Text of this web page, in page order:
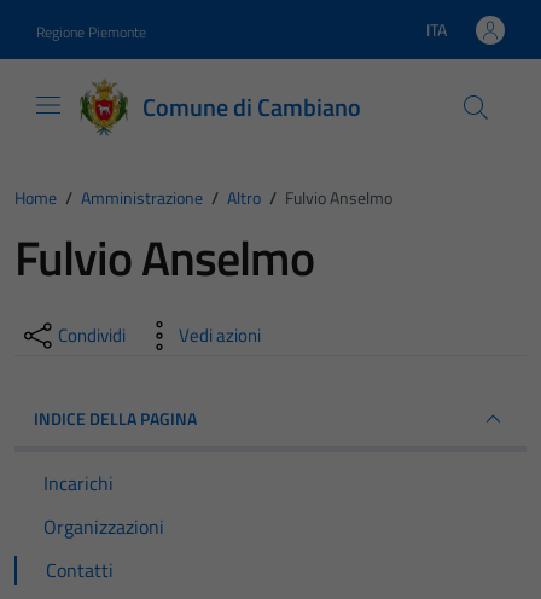
Regione Piemonte Lingua attiva:
ITA
Comune di Cambiano
Home / Amministrazione / Altro / Fulvio Anselmo
Fulvio Anselmo
Condividi Vedi azioni
INDICE DELLA PAGINA
Incarichi
Organizzazioni
Contatti